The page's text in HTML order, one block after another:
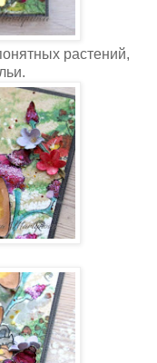
растений,